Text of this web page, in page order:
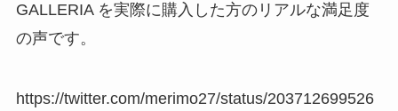
GALLERIA を実際に購入した方のリアルな満足度
の声です。
https://twitter.com/merimo27/status/203712699526